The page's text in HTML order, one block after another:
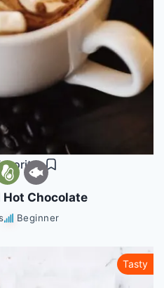
Chocolate
Beginner
Tasty